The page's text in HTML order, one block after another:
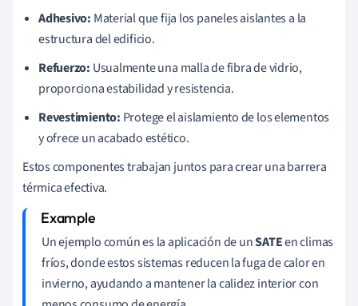
Adhesivo: Material que fija los paneles aislantes a la
estructura del edificio.
Refuerzo: Usualmente una malla de fibra de vidrio,
proporciona estabilidad y resistencia.
Revestimiento: Protege el aislamiento de los elementos
y ofrece un acabado estético.
Estos componentes trabajan juntos para crear una barrera
térmica efectiva.
Un ejemplo común es la aplicación de unSATEen climas
fríos, donde estos sistemas reducen la fuga de calor en
invierno, ayudando a mantener la calidez interior con